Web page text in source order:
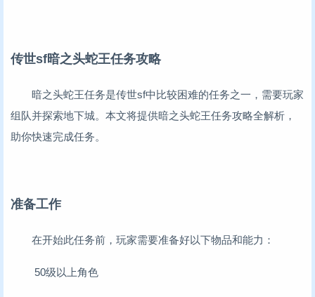
传世sf暗之头蛇王任务攻略
暗之头蛇王任务是传世sf中比较困难的任务之一，需要玩家
组队并探索地下城。本文将提供暗之头蛇王任务攻略全解析，
助你快速完成任务。
准备工作
在开始此任务前，玩家需要准备好以下物品和能力：
50级以上角色